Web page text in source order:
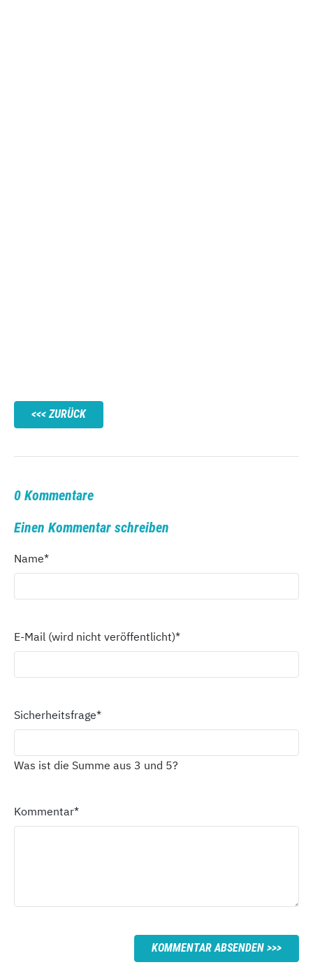
ZURÜCK
0 Kommentare
Einen Kommentar schreiben
Name*
E-Mail (wird nicht veröffentlicht)*
Sicherheitsfrage*
Was ist die Summe aus 3 und 5?
Kommentar*
KOMMENTAR ABSENDEN